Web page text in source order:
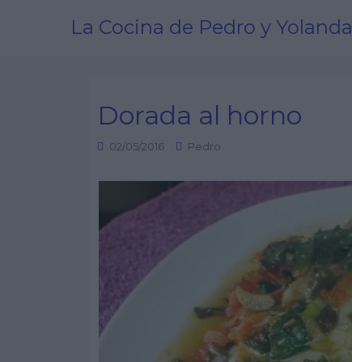
La Cocina de Pedro y Yolanda
Dorada al horno
02/05/2016 Pedro